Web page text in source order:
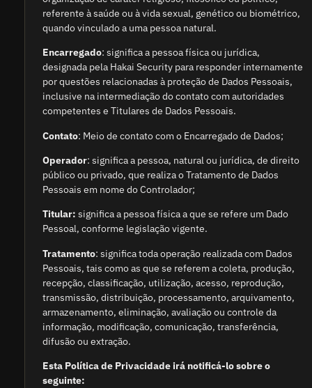
referente à saúde ou à vida sexual, genético ou biométrico,
quando vinculado a uma pessoa natural.
Encarregado: significa a pessoa física ou jurídica,
designada pela Hakai Security para responder internamente
por questões relacionadas à proteção de Dados Pessoais,
inclusive na intermediação do contato com autoridades
competentes e Titulares de Dados Pessoais.
Contato: Meio de contato com o Encarregado de Dados;
Operador: significa a pessoa, natural ou jurídica, de direito
público ou privado, que realiza o Tratamento de Dados
Pessoais em nome do Controlador;
Titular: significa a pessoa física a que se refere um Dado
Pessoal, conforme legislação vigente.
Tratamento: significa toda operação realizada com Dados
Pessoais, tais como as que se referem a coleta, produção,
recepção, classificação, utilização, acesso, reprodução,
transmissão, distribuição, processamento, arquivamento,
armazenamento, eliminação, avaliação ou controle da
informação, modificação, comunicação, transferência,
difusão ou extração.
Esta Política de Privacidade irá notificá-lo sobre o
seguinte: